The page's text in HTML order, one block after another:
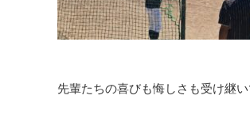
先輩たちの喜びも悔しさも受け継